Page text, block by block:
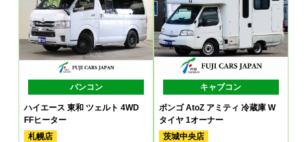
バンコン
ハイエース 東和 ツェルト 4WD
FFヒーター
札幌店
キャブコン
ボンゴ AtoZ アミティ 冷蔵庫 W
タイヤ 1オーナー
茨城中央店